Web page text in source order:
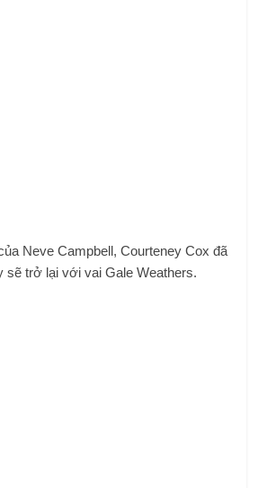
Neve Campbell, Courteney Cox đã
sẽ trở lại với vai Gale Weathers.